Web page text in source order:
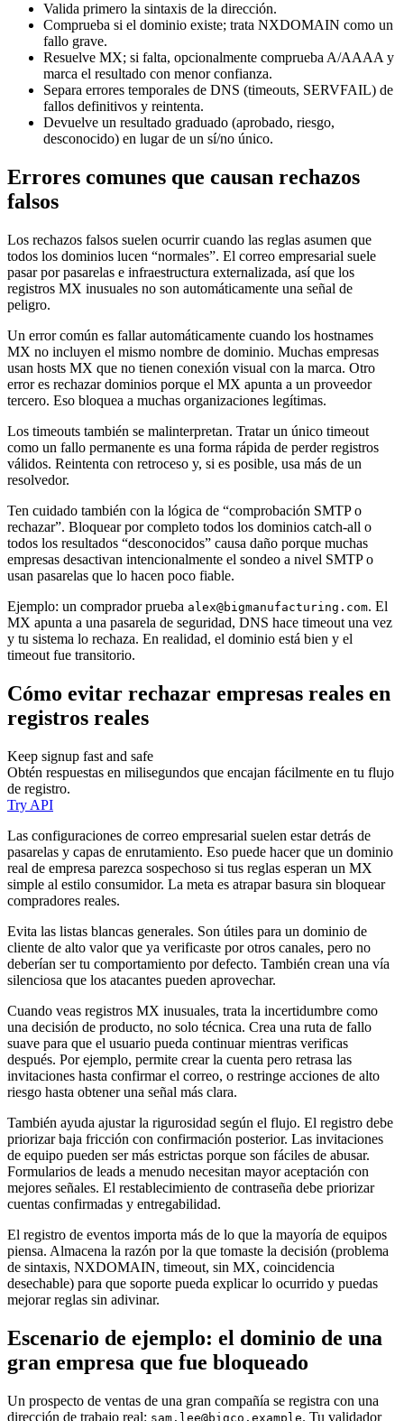
Valida primero la sintaxis de la dirección.
Comprueba si el dominio existe; trata NXDOMAIN como un
fallo grave.
Resuelve MX; si falta, opcionalmente comprueba A/AAAA y
marca el resultado con menor confianza.
Separa errores temporales de DNS (timeouts, SERVFAIL) de
fallos definitivos y reintenta.
Devuelve un resultado graduado (aprobado, riesgo,
desconocido) en lugar de un sí/no único.
Errores comunes que causan rechazos
falsos
Los rechazos falsos suelen ocurrir cuando las reglas asumen que
todos los dominios lucen “normales”. El correo empresarial suele
pasar por pasarelas e infraestructura externalizada, así que los
registros MX inusuales no son automáticamente una señal de
peligro.
Un error común es fallar automáticamente cuando los hostnames
MX no incluyen el mismo nombre de dominio. Muchas empresas
usan hosts MX que no tienen conexión visual con la marca. Otro
error es rechazar dominios porque el MX apunta a un proveedor
tercero. Eso bloquea a muchas organizaciones legítimas.
Los timeouts también se malinterpretan. Tratar un único timeout
como un fallo permanente es una forma rápida de perder registros
válidos. Reintenta con retroceso y, si es posible, usa más de un
resolvedor.
Ten cuidado también con la lógica de “comprobación SMTP o
rechazar”. Bloquear por completo todos los dominios catch-all o
todos los resultados “desconocidos” causa daño porque muchas
empresas desactivan intencionalmente el sondeo a nivel SMTP o
usan pasarelas que lo hacen poco fiable.
Ejemplo: un comprador prueba alex@bigmanufacturing.com. El
MX apunta a una pasarela de seguridad, DNS hace timeout una vez
y tu sistema lo rechaza. En realidad, el dominio está bien y el
timeout fue transitorio.
Cómo evitar rechazar empresas reales en
registros reales
Keep signup fast and safe
Obtén respuestas en milisegundos que encajan fácilmente en tu flujo
de registro.
Try API
Las configuraciones de correo empresarial suelen estar detrás de
pasarelas y capas de enrutamiento. Eso puede hacer que un dominio
real de empresa parezca sospechoso si tus reglas esperan un MX
simple al estilo consumidor. La meta es atrapar basura sin bloquear
compradores reales.
Evita las listas blancas generales. Son útiles para un dominio de
cliente de alto valor que ya verificaste por otros canales, pero no
deberían ser tu comportamiento por defecto. También crean una vía
silenciosa que los atacantes pueden aprovechar.
Cuando veas registros MX inusuales, trata la incertidumbre como
una decisión de producto, no solo técnica. Crea una ruta de fallo
suave para que el usuario pueda continuar mientras verificas
después. Por ejemplo, permite crear la cuenta pero retrasa las
invitaciones hasta confirmar el correo, o restringe acciones de alto
riesgo hasta obtener una señal más clara.
También ayuda ajustar la rigurosidad según el flujo. El registro debe
priorizar baja fricción con confirmación posterior. Las invitaciones
de equipo pueden ser más estrictas porque son fáciles de abusar.
Formularios de leads a menudo necesitan mayor aceptación con
mejores señales. El restablecimiento de contraseña debe priorizar
cuentas confirmadas y entregabilidad.
El registro de eventos importa más de lo que la mayoría de equipos
piensa. Almacena la razón por la que tomaste la decisión (problema
de sintaxis, NXDOMAIN, timeout, sin MX, coincidencia
desechable) para que soporte pueda explicar lo ocurrido y puedas
mejorar reglas sin adivinar.
Escenario de ejemplo: el dominio de una
gran empresa que fue bloqueado
Un prospecto de ventas de una gran compañía se registra con una
dirección de trabajo real: sam.lee@bigco.example. Tu validador